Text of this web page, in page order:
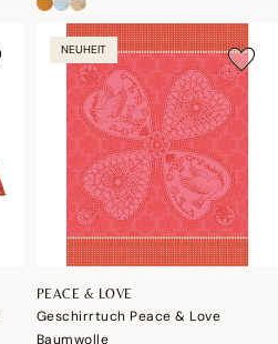
NEUHEIT
PEACE & LOVE
Geschirrtuch Peace & Love
Baumwolle